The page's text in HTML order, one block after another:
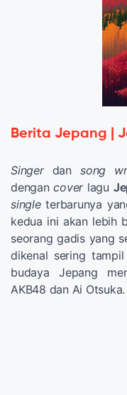
Berita Jepang |
Singerdansong
dengancoverlagu
singleterbarunya
kedua ini akan lebih
seorang gadis yang
dikenal sering
budaya Jepang
AKB48 dan Ai Otsuka.